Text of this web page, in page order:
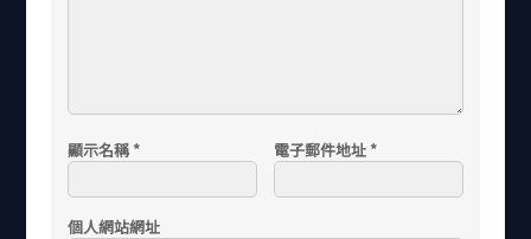
顯示名稱 * 電子郵件地址 *
個人網站網址